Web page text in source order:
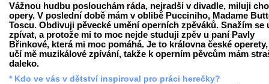
Vážnou hudbu poslouchám ráda, nejradši v divadle, miluji
opery. V poslední době mám v oblibě Pucciniho, Madame
Toscu. Obdivuji pěvecké umění operních zpěváků. Snažím se
zpívat, a protože mi to moc nejde studuji zpěv u paní Pavly
Břinkové, která mi moc pomáhá. Je to královna české operety,
učí mě muzikálové zpívání, takže k operním pěvcům mám
daleko.
* Kdo ve vás v dětství inspiroval pro práci herečky?